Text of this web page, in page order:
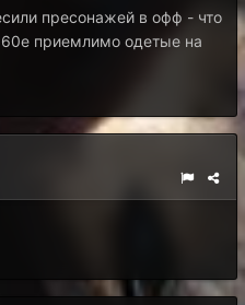
пресонажей в офф - что
60е приемлимо одетые на